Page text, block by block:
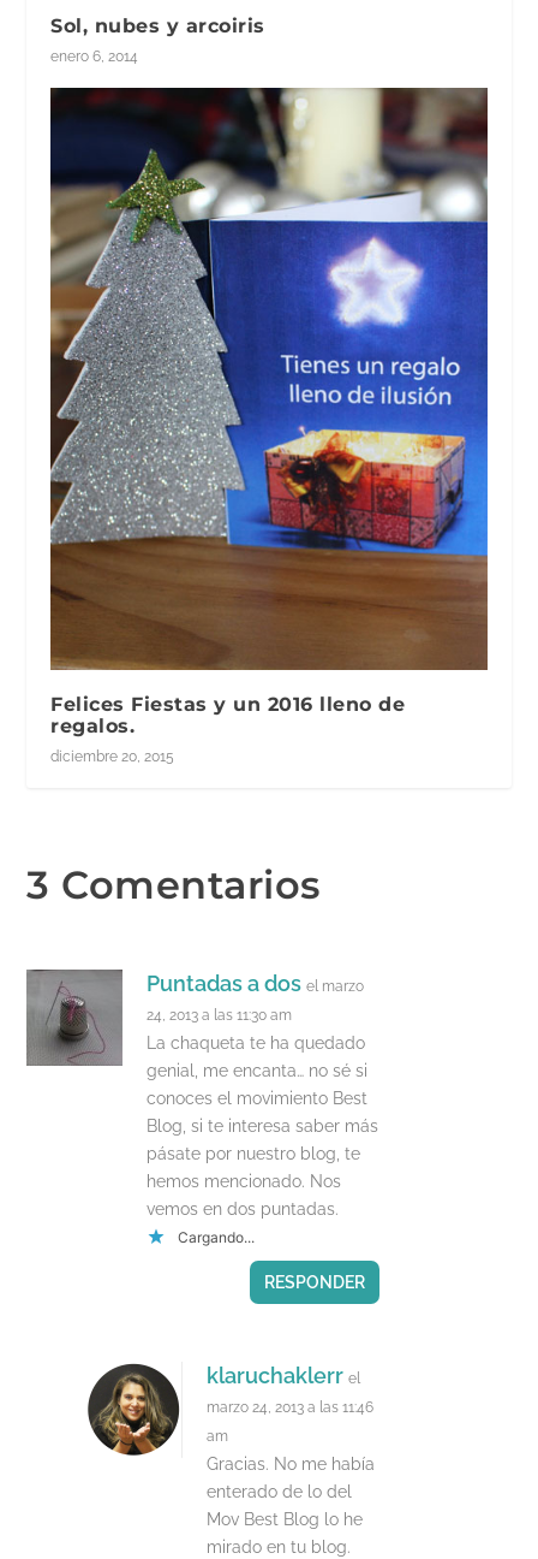
Sol, nubes y arcoiris
enero 6, 2014
Felices Fiestas y un 2016 lleno de
regalos.
diciembre 20, 2015
3 Comentarios
Puntadas a dos el marzo
24, 2013 a las 11:30 am
La chaqueta te ha quedado
genial, me encanta… no sé si
conoces el movimiento Best
Blog, si te interesa saber más
pásate por nuestro blog, te
hemos mencionado. Nos
vemos en dos puntadas.
Cargando...
RESPONDER
klaruchaklerr el
marzo 24, 2013 a las 11:46
am
Gracias. No me había
enterado de lo del
Mov Best Blog lo he
mirado en tu blog.